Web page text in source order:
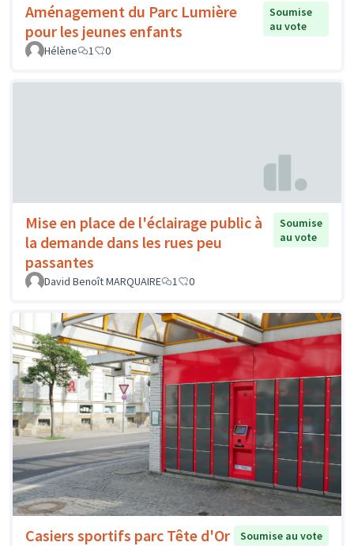
Aménagement du Parc Lumière
pour les jeunes enfants
Soumise
au vote
Hélène
1 0
Mise en place de l'éclairage public à
la demande dans les rues peu
passantes
Soumise
au vote
David Benoît MARQUAIRE 1 0
Casiers sportifs parc Tête d'Or
Soumise au vote